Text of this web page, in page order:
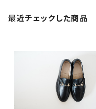
最近チェックした商品